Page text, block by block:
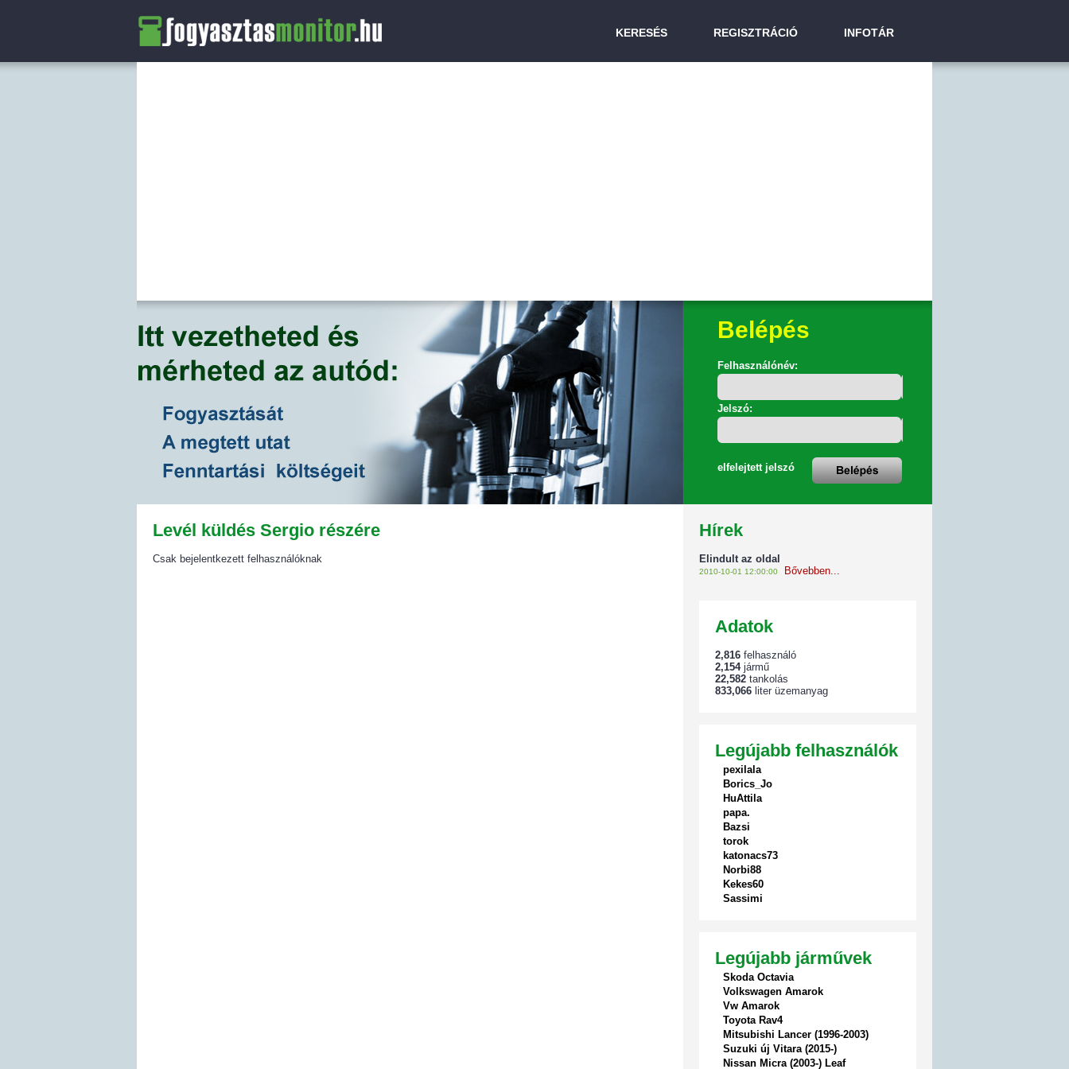
KERESÉS REGISZTRÁCIÓ INFOTÁR
Belépés
Felhasználónév:
Jelszó:
elfelejtett jelszó
Levél küldés Sergio részére
Csak bejelentkezett felhasználóknak
Hírek
Elindult az oldal
2010-10-01 12:00:00 Bővebben...
Adatok
2,816 felhasználó
2,154jármű
22,582 tankolás
833,066 liter üzemanyag
Legújabb felhasználók
pexilala
Borics_Jo
HuAttila
papa.
Bazsi
torok
katonacs73
Norbi88
Kekes60
Sassimi
Legújabb járművek
Skoda Octavia
Volkswagen Amarok
Vw Amarok
Toyota Rav4
Mitsubishi Lancer (1996-2003)
Suzuki új Vitara (2015-)
Nissan Micra (2003-) Leaf